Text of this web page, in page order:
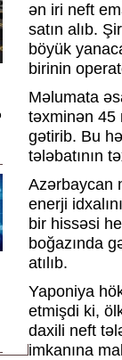
ən iri neft
satın alıb.
böyük
birinin
Məlumata
təxminən 45
gətirib. Bu
tələbatının
Azərbaycan
enerji
bir hissəsi
boğazında
atılıb.
Yaponiya
etmişdi ki,
daxili neft
imkanına